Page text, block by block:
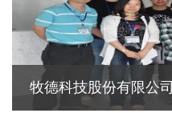
牧德科技股份有限公司